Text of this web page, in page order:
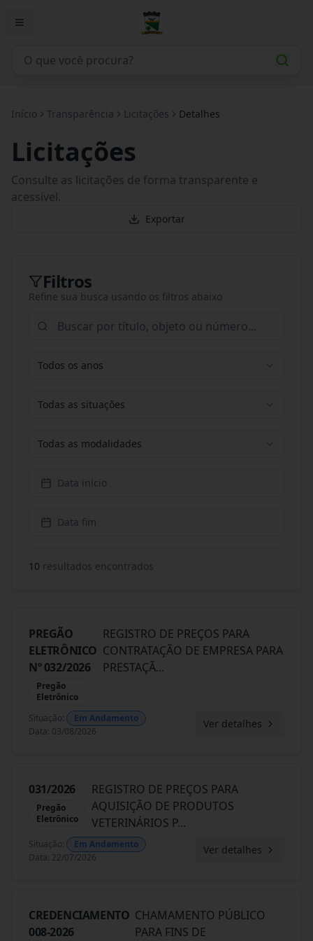
Início Transparência Licitações Detalhes
Licitações
Consulte as licitações de forma transparente e
acessível.
Exportar
Filtros
Refine sua busca usando os filtros abaixo
Todos os anos
Todas as situações
Todas as modalidades
Data início
Data fim
10 resultados encontrados
PREGÃO
ELETRÔNICO
Nº 032/2026
Pregão
Eletrônico
REGISTRO DE PREÇOS PARA
CONTRATAÇÃO DE EMPRESA PARA
PRESTAÇÃ...
Situação:
Em Andamento
Data: 03/08/2026
Ver detalhes
031/2026
Pregão
Eletrônico
REGISTRO DE PREÇOS PARA
AQUISIÇÃO DE PRODUTOS
VETERINÁRIOS P...
Situação:
Em Andamento
Data: 22/07/2026
Ver detalhes
CREDENCIAMENTO
008-2026
CHAMAMENTO PÚBLICO
PARA FINS DE